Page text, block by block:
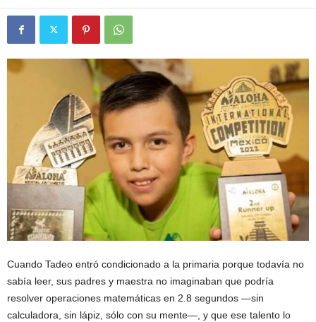
Cuando Tadeo entró condicionado a la primaria porque todavía no
sabía leer, sus padres y maestra no imaginaban que podría
resolver operaciones matemáticas en 2.8 segundos —sin
calculadora, sin lápiz, sólo con su mente—, y que ese talento lo